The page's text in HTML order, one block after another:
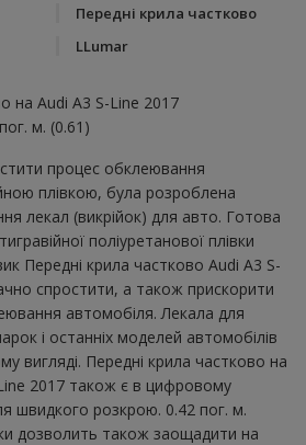
Передні крила частково
LLumar
на Audi A3 S-Line 2017
м. (0.61)
процес обклеювання
плівкою, була розроблена
лекал (викрійок) для авто. Готова
поліуретанової плівки
Передні крила частково Audi A3 S-
спростити, а також прискорити
автомобіля. Лекала для
і останніх моделей автомобілів
вигляді. Передні крила частково на
2017 також є в цифровому
швидкого розкрою. 0.42 пог. м.
дозволить також заощадити на